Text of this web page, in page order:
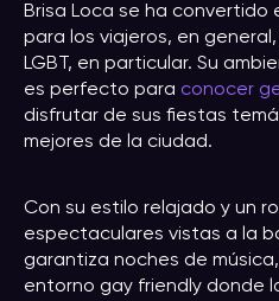
Brisa Loca se ha
para los viajeros, en
LGBT, en particular. Su
es perfecto para conocer
disfrutar de sus fiestas
mejores de la ciudad.
Con su estilo relajado y un
espectaculares vistas a la
garantiza noches de
entorno gay friendly donde